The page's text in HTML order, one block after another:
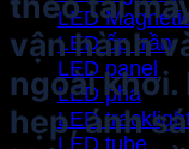
LED
LED ốp trần
LED panel
LED pha
LED
LED tube
vận hành
ngoài khơi.
hẹp, ánh